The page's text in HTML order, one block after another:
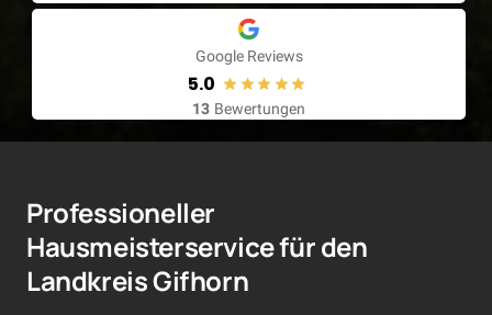
Google Reviews
5.0
13 Bewertungen
Professioneller
Hausmeisterservice für den
Landkreis Gifhorn